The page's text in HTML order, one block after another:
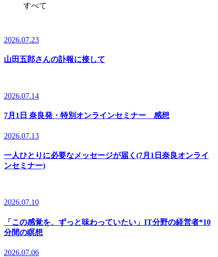
すべて
2026.07.23
山田五郎さんの訃報に接して
2026.07.14
7月1日 奈良発・特別オンラインセミナー 感想
2026.07.13
一人ひとりに必要なメッセージが届く(7月1日奈良オンライ
ンセミナー)
2026.07.10
「この感覚を、ずっと味わっていたい」IT分野の経営者*10
分間の瞑想
2026.07.06